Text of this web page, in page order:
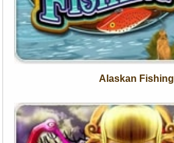
Alaskan Fishing